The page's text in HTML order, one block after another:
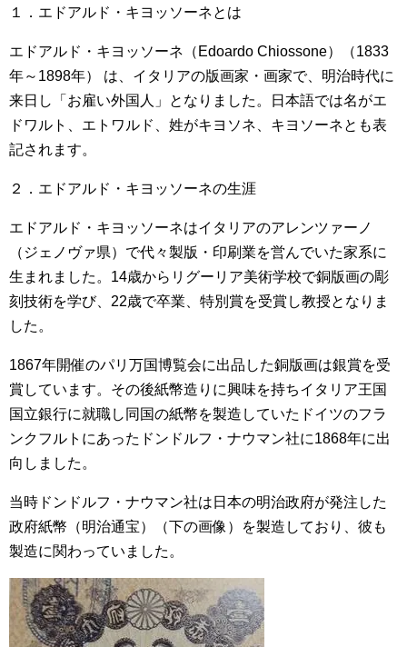
１．エドアルド・キヨッソーネとは
エドアルド・キヨッソーネ（Edoardo Chiossone）（1833
年～1898年） は、イタリアの版画家・画家で、明治時代に
来日し「お雇い外国人」となりました。日本語では名がエ
ドワルト、エトワルド、姓がキヨソネ、キヨソーネとも表
記されます。
２．エドアルド・キヨッソーネの生涯
エドアルド・キヨッソーネはイタリアのアレンツァーノ
（ジェノヴァ県）で代々製版・印刷業を営んでいた家系に
生まれました。14歳からリグーリア美術学校で銅版画の彫
刻技術を学び、22歳で卒業、特別賞を受賞し教授となりま
した。
1867年開催のパリ万国博覧会に出品した銅版画は銀賞を受
賞しています。その後紙幣造りに興味を持ちイタリア王国
国立銀行に就職し同国の紙幣を製造していたドイツのフラ
ンクフルトにあったドンドルフ・ナウマン社に1868年に出
向しました。
当時ドンドルフ・ナウマン社は日本の明治政府が発注した
政府紙幣（明治通宝）（下の画像）を製造しており、彼も
製造に関わっていました。